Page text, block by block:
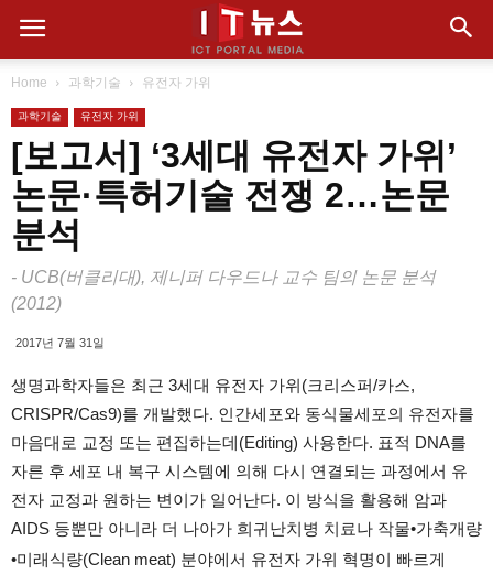
Home 과학기술 유전자 가위
과학기술 유전자 가위
[보고서] ‘3세대 유전자 가위’
논문·특허기술 전쟁 2…논문
분석
- UCB(버클리대), 제니퍼 다우드나 교수 팀의 논문 분석
(2012)
2017년 7월 31일
생명과학자들은 최근 3세대 유전자 가위(크리스퍼/카스,
CRISPR/Cas9)를 개발했다. 인간세포와 동식물세포의 유전자를
마음대로 교정 또는 편집하는데(Editing) 사용한다. 표적 DNA를
자른 후 세포 내 복구 시스템에 의해 다시 연결되는 과정에서 유
전자 교정과 원하는 변이가 일어난다. 이 방식을 활용해 암과
AIDS 등뿐만 아니라 더 나아가 희귀난치병 치료나 작물•가축개량
•미래식량(Clean meat) 분야에서 유전자 가위 혁명이 빠르게